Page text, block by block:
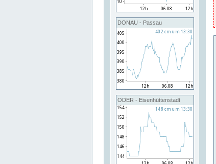
DONAU - Passau
ODER - Eisenhüttenstadt